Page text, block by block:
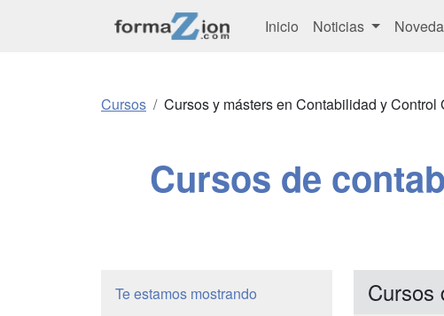
Inicio Noticias
Cursos Cursos y másters en Contabilidad y Control
Cursos de
Te estamos mostrando Cursos